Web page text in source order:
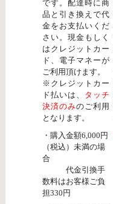
です。配達時に商
品と引き換えで代
金をお支払いくだ
さい。現金もしく
はクレジットカー
ド、電子マネーが
ご利用頂けます。
※クレジットカー
ド払いは、 タッチ
決済のみのご利用
となります。
・購入金額6,000円
（税込）未満の場
合
代金引換手
数料はお客様ご負
担330円